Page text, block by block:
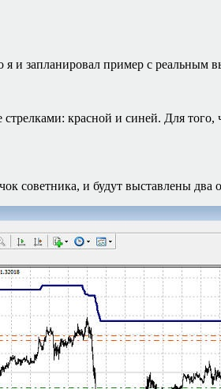
и запланировал пример с реальным
красной и синей. Для
советника, и будут выставлены два